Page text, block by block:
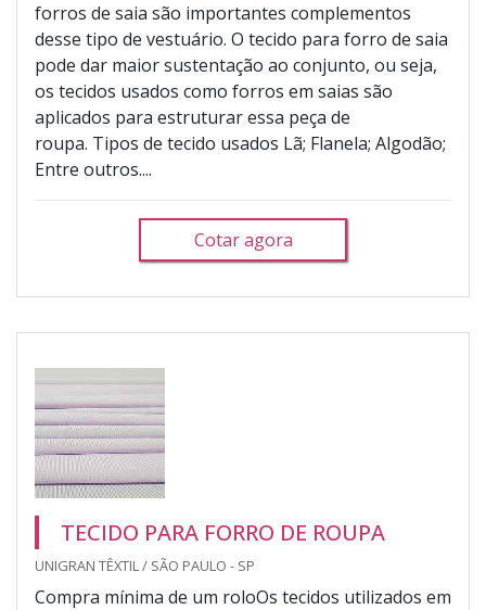
forros de saia são importantes complementos
desse tipo de vestuário. O tecido para forro de saia
pode dar maior sustentação ao conjunto, ou seja,
os tecidos usados como forros em saias são
aplicados para estruturar essa peça de
roupa. Tipos de tecido usados Lã; Flanela; Algodão;
Entre outros....
Cotar agora
TECIDO PARA FORRO DE ROUPA
UNIGRAN TÊXTIL / SÃO PAULO - SP
Compra mínima de um roloOs tecidos utilizados em